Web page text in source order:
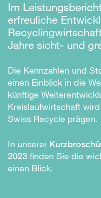
Im
erfreuliche
Jahre sicht- und
Die Kennzahlen und
einen Einblick in die
künftige
Kreislaufwirtschaft
Swiss Recycle prägen.
In unserer
2023 finden Sie die
einen Blick.